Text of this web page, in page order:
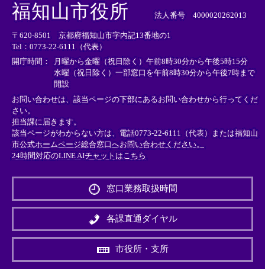
外
部
リ
ン
ク
＞
外
リ
ン
ク
＞
外
部
ン
ク
＞
福知山市役所 法人番号 4000020262013
〒620-8501 京都府福知山市字内記13番地の1
Tel：0773-22-6111（代表）
開庁時間：
月曜から金曜（祝日除く）午前8時30分から午後5時15分
水曜（祝日除く）一部窓口を午前8時30分から午後7時まで
開設
お問い合わせは、該当ページの下部にあるお問い合わせから行ってくだ
さい。
担当課に届きます。
該当ページがわからない方は、電話0773-22-6111（代表）または福知山
市公式ホームページ総合窓口へお問い合わせください。
24時間対応のLINE AIチャットはこちら
外
リ
窓口業務取扱時間
各課直通ダイヤル
市役所・支所